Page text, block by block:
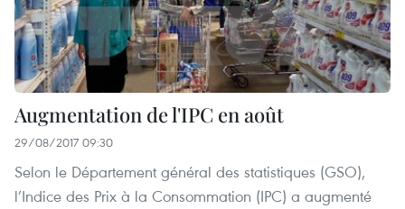
Augmentation de l'IPC en août
29/08/2017 09:30
Selon le Département général des statistiques (GSO),
l’Indice des Prix à la Consommation (IPC) a augmenté